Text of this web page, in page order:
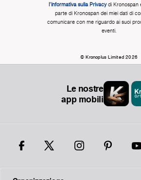
l'Informativa sulla Privacydi Kronospan
parte di Kronospan dei miei dati di
comunicare con me riguardo ai suoi
eventi.
© Kronoplus Limited 2026
Le nostre
app mobili